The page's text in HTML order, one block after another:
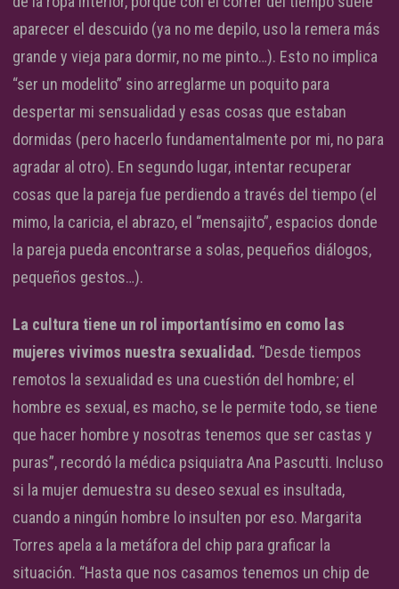
aparecer el descuido (ya no me depilo, uso la remera más
grande y vieja para dormir, no me pinto…). Esto no implica
“ser un modelito” sino arreglarme un poquito para
despertar mi sensualidad y esas cosas que estaban
dormidas (pero hacerlo fundamentalmente por mi, no para
agradar al otro). En segundo lugar, intentar recuperar
cosas que la pareja fue perdiendo a través del tiempo (el
mimo, la caricia, el abrazo, el “mensajito”, espacios donde
la pareja pueda encontrarse a solas, pequeños diálogos,
pequeños gestos…).
La cultura tiene un rol importantísimo en como las
mujeres vivimos nuestra sexualidad. “Desde tiempos
remotos la sexualidad es una cuestión del hombre; el
hombre es sexual, es macho, se le permite todo, se tiene
que hacer hombre y nosotras tenemos que ser castas y
puras”, recordó la médica psiquiatra Ana Pascutti. Incluso
si la mujer demuestra su deseo sexual es insultada,
cuando a ningún hombre lo insulten por eso. Margarita
Torres apela a la metáfora del chip para graficar la
situación. “Hasta que nos casamos tenemos un chip de